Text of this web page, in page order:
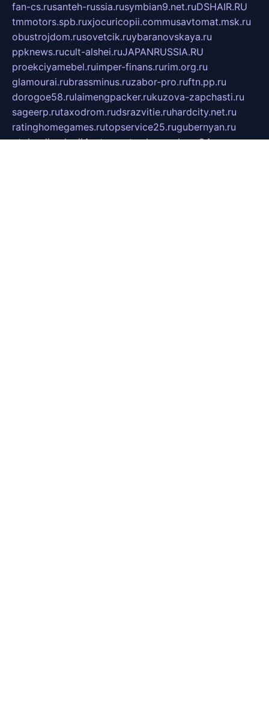
fan-cs.rusanteh-russia.rusymbian9.net.ruDSHAIR.RU
tmmotors.spb.ruxjocuricopii.commusavtomat.msk.ru
obustrojdom.rusovetcik.ruybaranovskaya.ru
ppknews.rucult-alshei.ruJAPANRUSSIA.RU
proekciyamebel.ruimper-finans.rurim.org.ru
glamourai.rubrassminus.ruzabor-pro.ruftn.pp.ru
dorogoe58.rulaimengpacker.rukuzova-zapchasti.ru
sageerp.rutaxodrom.rudsrazvitie.ruhardcity.net.ru
ratinghomegames.rutopservice25.rugubernyan.ru
gtglasslined.ruii4.rutssport.spb.ruandorra24.com